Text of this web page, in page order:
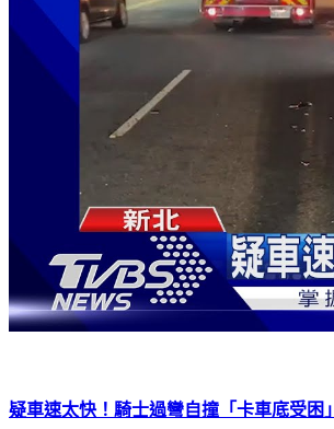
疑車速太快！騎士過彎自撞「卡車底受困」